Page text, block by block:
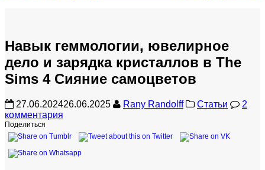
Навык геммологии, ювелирное
дело и зарядка кристаллов в The
Sims 4 Сияние самоцветов
27.06.202426.06.2025 Rany Randolff Статьи
2
комментария
Поделиться